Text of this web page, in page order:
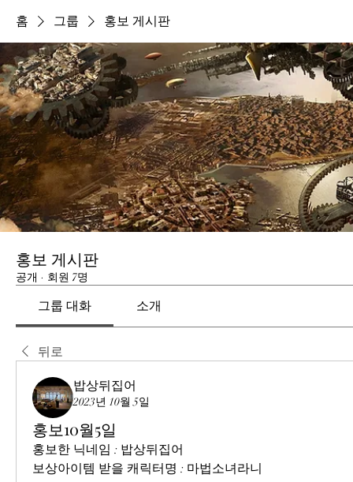
홈 그룹 홍보 게시판
홍보 게시판
공개 · 회원 7명
그룹 대화 소개
뒤로
밥상뒤집어
2023년 10월 5일
홍보10월5일
홍보한 닉네임 : 밥상뒤집어
보상아이템 받을 캐릭터명 : 마법소녀라니